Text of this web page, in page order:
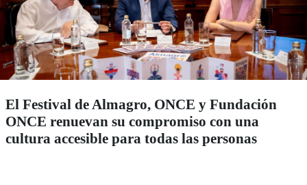
El Festival de Almagro, ONCE y Fundación
ONCE renuevan su compromiso con una
cultura accesible para todas las personas